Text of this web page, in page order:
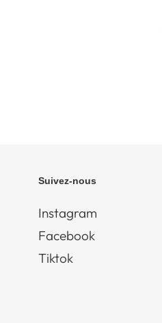
Suivez-nous
Instagram
Facebook
Tiktok